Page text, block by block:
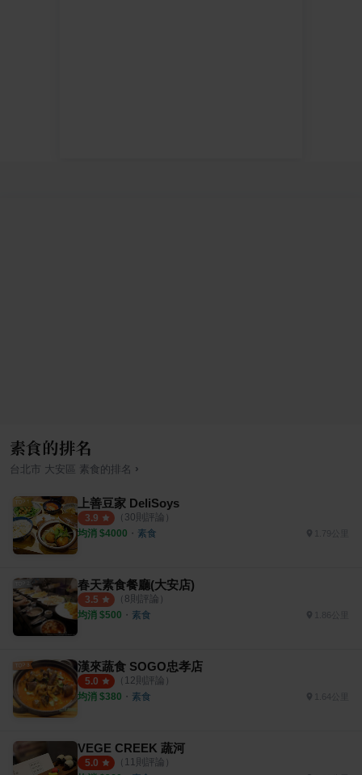
素食的排名
台北市 大安區 素食的排名 ›
上善豆家 DeliSoys
3.9 （ 30則評論）
均消 $4000 ・ 素食
春天素食餐廳(大安店)
3.5 （ 8則評論）
均消 $500 ・ 素食
漢來蔬食 SOGO忠孝店
5.0 （ 12則評論）
均消 $380 ・ 素食
VEGE CREEK 蔬河
5.0 （ 11 則評論）